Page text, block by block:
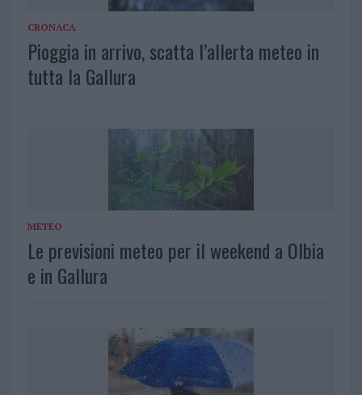
CRONACA
Pioggia in arrivo, scatta l’allerta meteo in
tutta la Gallura
METEO
Le previsioni meteo per il weekend a Olbia
e in Gallura